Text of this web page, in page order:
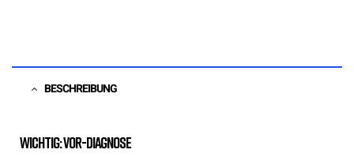
BESCHREIBUNG
Wichtig: Vor-Diagnose